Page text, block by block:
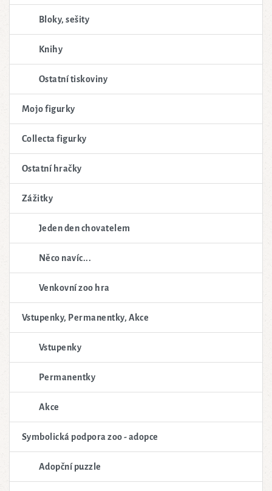
Bloky, sešity
Knihy
Ostatní tiskoviny
Mojo figurky
Collecta figurky
Ostatní hračky
Zážitky
Jeden den chovatelem
Něco navíc...
Venkovní zoo hra
Vstupenky, Permanentky, Akce
Vstupenky
Permanentky
Akce
Symbolická podpora zoo - adopce
Adopční puzzle